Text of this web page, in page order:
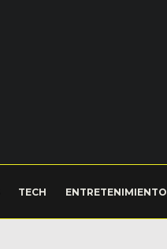
TECH ENTRETENIMIENTO